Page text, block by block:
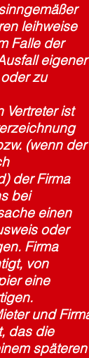
leihweise
Falle der
eigener
zu
Vertreter ist
(wenn der
der Firma
bei
einen
oder
Firma
von
eine
und
das die
späteren